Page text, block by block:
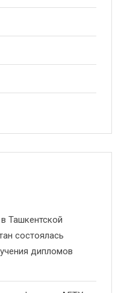
Ташкентской
состоялась
дипломов